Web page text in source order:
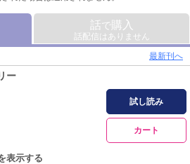
話で購入
話配信はありません
最新刊へ
ー
試し読み
カート
表示する